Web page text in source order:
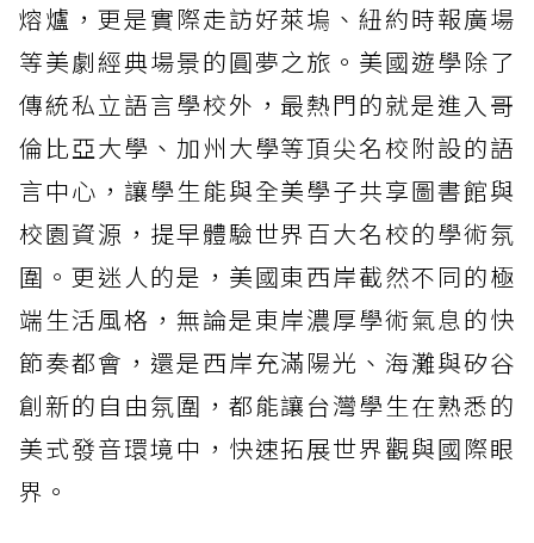
熔爐，更是實際走訪好萊塢、紐約時報廣場
等美劇經典場景的圓夢之旅。美國遊學除了
傳統私立語言學校外，最熱門的就是進入哥
倫比亞大學、加州大學等頂尖名校附設的語
言中心，讓學生能與全美學子共享圖書館與
校園資源，提早體驗世界百大名校的學術氛
圍。更迷人的是，美國東西岸截然不同的極
端生活風格，無論是東岸濃厚學術氣息的快
節奏都會，還是西岸充滿陽光、海灘與矽谷
創新的自由氛圍，都能讓台灣學生在熟悉的
美式發音環境中，快速拓展世界觀與國際眼
界。